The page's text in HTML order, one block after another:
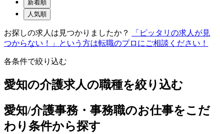
新着順
人気順
お探しの求人は見つかりましたか？
「ピッタリの求人が見
つからない！」という方は転職のプロにご相談ください！
各条件で絞り込む
愛知の介護求人の職種を絞り込む
愛知/介護事務・事務職のお仕事をこだ
わり条件から探す